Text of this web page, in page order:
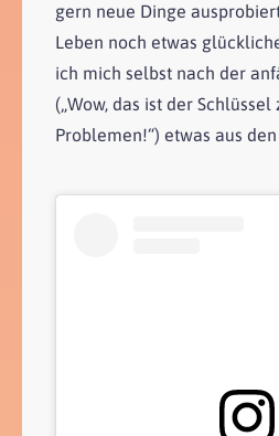
gern neue Dinge
Leben noch etwas
ich mich selbst nach der
(„Wow, das ist der
Problemen!“) etwas aus